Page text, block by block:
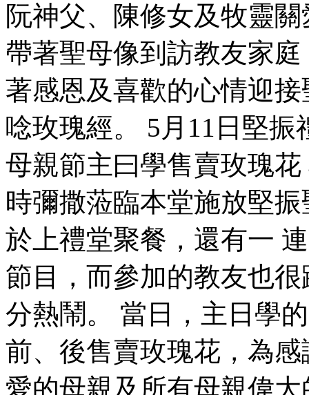
阮神父、陳修女及牧靈
帶著聖母像到訪教友家
著感恩及喜歡的心情迎
唸玫瑰經。 5月11日堅振
母親節主曰學售賣玫瑰
時彌撒蒞臨本堂施放堅
於上禮堂聚餐，還有一
節目，而參加的教友也
分熱鬧。 當日，主日學
前、後售賣玫瑰花，為
愛的母親及所有母親偉大